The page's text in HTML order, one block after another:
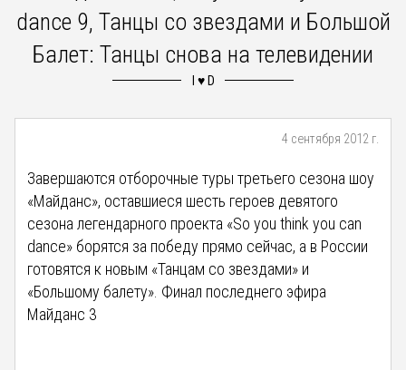
dance 9, Танцы со звездами и Большой
Балет: Танцы снова на телевидении
4 сентября 2012 г.
Завершаются отборочные туры третьего сезона шоу
«Майданс», оставшиеся шесть героев девятого
сезона легендарного проекта «So you think you can
dance» борятся за победу прямо сейчас, а в России
готовятся к новым «Танцам со звездами» и
«Большому балету». Финал последнего эфира
Майданс 3